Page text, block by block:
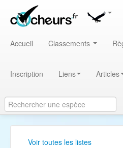
Accueil Classements
Inscription Liens Articles
Voir toutes les listes